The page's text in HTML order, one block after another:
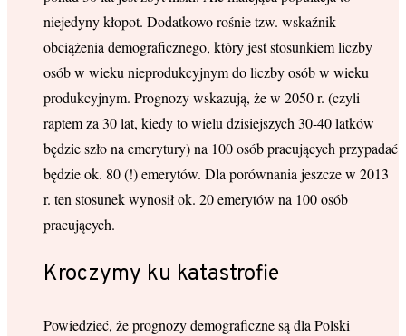
niejedyny kłopot. Dodatkowo rośnie tzw. wskaźnik
obciążenia demograficznego, który jest stosunkiem liczby
osób w wieku nieprodukcyjnym do liczby osób w wieku
produkcyjnym. Prognozy wskazują, że w 2050 r. (czyli
raptem za 30 lat, kiedy to wielu dzisiejszych 30-40 latków
będzie szło na emerytury) na 100 osób pracujących przypadać
będzie ok. 80 (!) emerytów. Dla porównania jeszcze w 2013
r. ten stosunek wynosił ok. 20 emerytów na 100 osób
pracujących.
Kroczymy ku katastrofie
Powiedzieć, że prognozy demograficzne są dla Polski